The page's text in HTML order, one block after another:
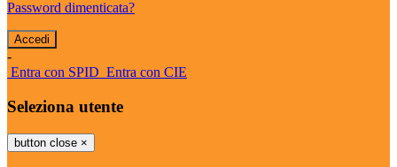
Password dimenticata?
-
Entra con SPID Entra con CIE
Seleziona utente
button close ×